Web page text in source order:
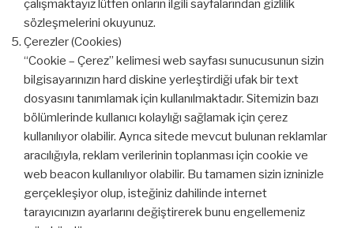
çalışmaktayız lütfen onların ilgili sayfalarından gizlilik
sözleşmelerini okuyunuz.
Çerezler (Cookies)
“Cookie – Çerez” kelimesi web sayfası sunucusunun sizin
bilgisayarınızın hard diskine yerleştirdiği ufak bir text
dosyasını tanımlamak için kullanılmaktadır. Sitemizin bazı
bölümlerinde kullanıcı kolaylığı sağlamak için çerez
kullanılıyor olabilir. Ayrıca sitede mevcut bulunan reklamlar
aracılığıyla, reklam verilerinin toplanması için cookie ve
web beacon kullanılıyor olabilir. Bu tamamen sizin izninizle
gerçekleşiyor olup, isteğiniz dahilinde internet
tarayıcınızın ayarlarını değiştirerek bunu engellemeniz